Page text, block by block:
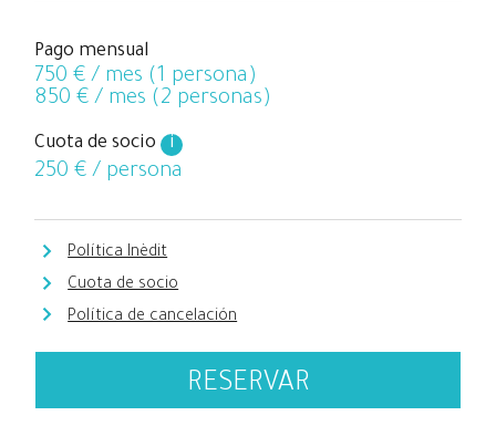
2 personas
Pago mensual
750 € / mes (1 persona)
850 € / mes (2 personas)
Cuota de socio i
250 € / persona
Política Inèdit
Cuota de socio
Política de cancelación
RESERVAR